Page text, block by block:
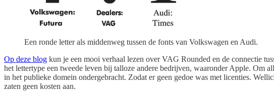
Een ronde letter als middenweg tussen de fonts van Volkswagen en Audi.
Op deze blog kun je een mooi verhaal lezen over VAG Rounded en de connectie
het lettertype een tweede leven bij talloze andere bedrijven, waaronder Apple. Om
in het publieke domein ondergebracht. Zodat er geen gedoe was met licenties.
zaten geen kosten aan.